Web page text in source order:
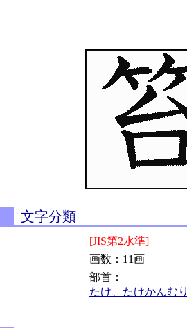
文字分類
[JIS第2水準]
画数：11画
部首：
たけ、たけかんむり